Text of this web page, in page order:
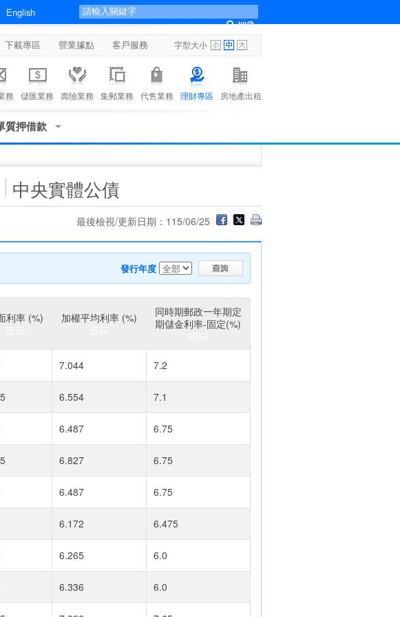
English
下載專區 營業據點 客戶服務 字型大小
務 儲匯業務 壽險業務 集郵業務 代售業務 理財專區 房地產出租
質押借款
中央實體公債
最後檢視/更新日期：115/06/25
發行年度
利率 (%) 加權平均利率 (%)
同時期郵政一年期定
期儲金利率-固定(%)
7.044 7.2
6.554 7.1
6.487 6.75
6.827 6.75
6.487 6.75
6.172 6.475
6.265 6.0
6.336 6.0